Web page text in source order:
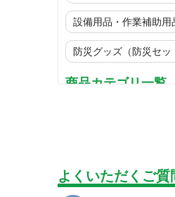
設備用品・作業補助用
防災グッズ（防災セッ
商品カテゴリ一覧
よくいただくご質